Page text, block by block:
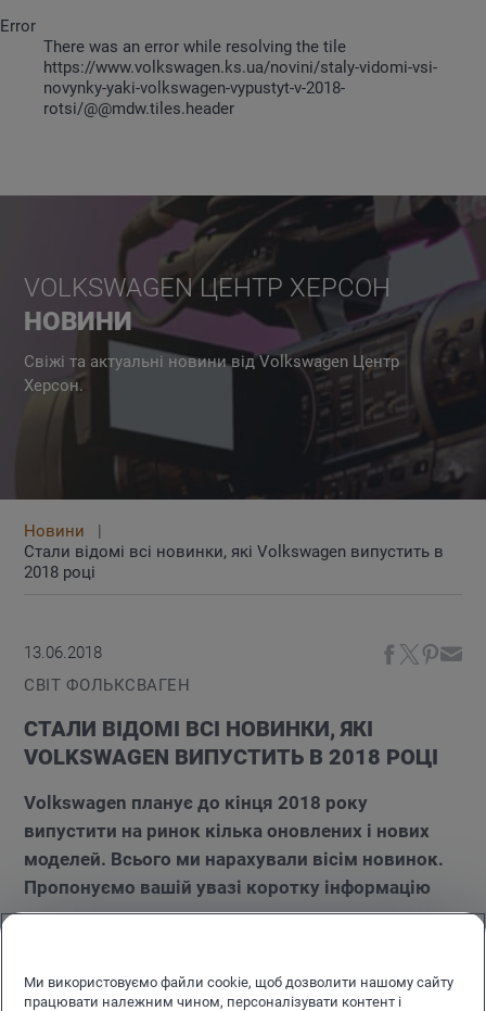
Error
There was an error while resolving the tile
https://www.volkswagen.ks.ua/novini/staly-vidomi-vsi-
novynky-yaki-volkswagen-vypustyt-v-2018-
rotsi/@@mdw.tiles.header
VOLKSWAGEN ЦЕНТР ХЕРСОН
НОВИНИ
Свіжі та актуальні новини від Volkswagen Центр
Херсон.
Новини
Стали відомі всі новинки, які Volkswagen випустить в
2018 році
13.06.2018
СВІТ ФОЛЬКСВАГЕН
СТАЛИ ВІДОМІ ВСІ НОВИНКИ, ЯКІ
VOLKSWAGEN ВИПУСТИТЬ В 2018 РОЦІ
Volkswagen планує до кінця 2018 року
випустити на ринок кілька оновлених і нових
моделей. Всього ми нарахували вісім новинок.
Пропонуємо вашій увазі коротку інформацію
про них.
Ми використовуємо файли cookie, щоб дозволити нашому сайту
працювати належним чином, персоналізувати контент і